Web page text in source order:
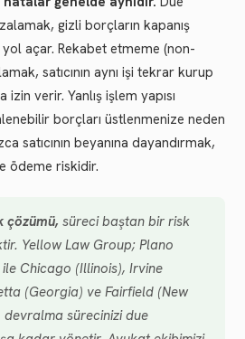
gizli borçların kapanış
açar. Rekabet etmeme (non-
satıcının aynı işi tekrar kurup
verir. Yanlış işlem yapısı
borçları üstlenmenize neden
satıcının beyanına dayandırmak,
ödeme riskidir.
çözümü, süreci baştan bir risk
Yellow Law Group; Plano
Chicago (Illinois), Irvine
(Georgia) ve Fairfield (New
sürecinizi due